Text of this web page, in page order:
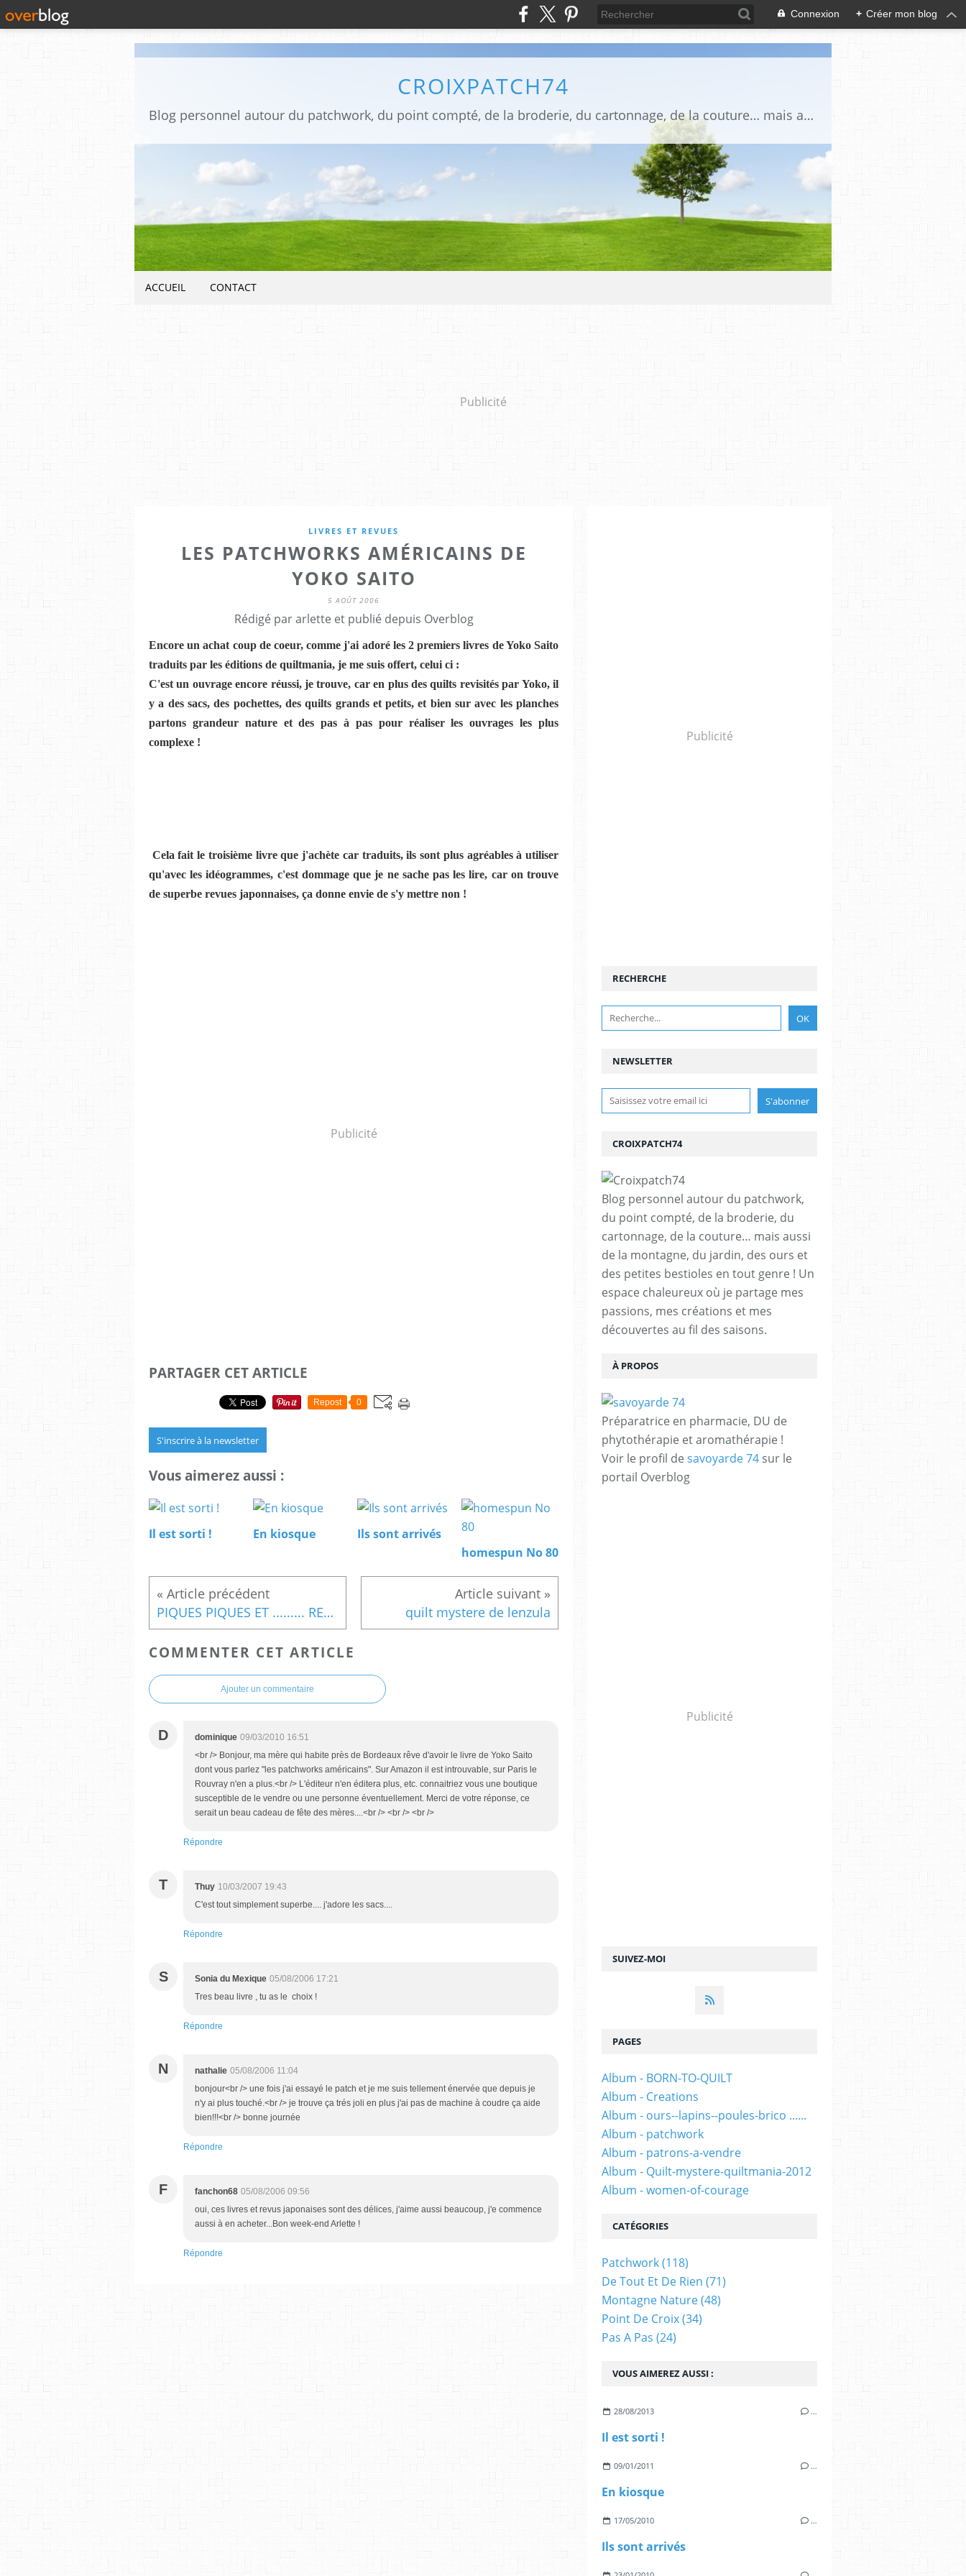
Connexion + Créer mon blog
CROIXPATCH74
Blog personnel autour du patchwork, du point compté, de la broderie, du cartonnage, de la couture… mais aussi de la montagne, du jardin, des ours et des petites bestioles en tout genre ! Un espace chaleureux où je partage mes passions, mes créations et mes découvertes au fil des saisons.
ACCUEIL CONTACT
Publicité
LIVRES ET REVUES
LES PATCHWORKS AMÉRICAINS DE
YOKO SAITO
5 AOÛT 2006
Rédigé par arlette et publié depuis Overblog
Encore un achat coup de coeur, comme j'ai adoré les 2 premiers livres de Yoko Saito
traduits par les éditions de quiltmania, je me suis offert, celui ci :
C'est un ouvrage encore réussi, je trouve, car en plus des quilts revisités par Yoko, il
y a des sacs, des pochettes, des quilts grands et petits, et bien sur avec les planches
partons grandeur nature et des pas à pas pour réaliser les ouvrages les plus
complexe !
Cela fait le troisième livre que j'achète car traduits, ils sont plus agréables à utiliser
qu'avec les idéogrammes, c'est dommage que je ne sache pas les lire, car on trouve
de superbe revues japonnaises, ça donne envie de s'y mettre non !
Publicité
PARTAGER CET ARTICLE
Repost 0
S'inscrire à la newsletter
Vous aimerez aussi :
Il est sorti ! En kiosque
Ils sont arrivés
homespun No 80
PIQUES PIQUES ET ......... REPIQUES encore quilt mystere de lenzula
COMMENTER CET ARTICLE
Ajouter un commentaire
D dominique 09/03/2010 16:51
<br /> Bonjour, ma mère qui habite près de Bordeaux rêve d'avoir le livre de Yoko Saito
dont vous parlez "les patchworks américains". Sur Amazon il est introuvable, sur Paris le
Rouvray n'en a plus.<br /> L'éditeur n'en éditera plus, etc. connaitriez vous une boutique
susceptible de le vendre ou une personne éventuellement. Merci de votre réponse, ce
serait un beau cadeau de fête des mères....<br /> <br /> <br />
Répondre
T Thuy 10/03/2007 19:43
C'est tout simplement superbe.... j'adore les sacs....
Répondre
S Sonia du Mexique 05/08/2006 17:21
Tres beau livre , tu as le choix !
Répondre
N nathalie 05/08/2006 11:04
bonjour<br /> une fois j'ai essayé le patch et je me suis tellement énervée que depuis je
n'y ai plus touché.<br /> je trouve ça trés joli en plus j'ai pas de machine à coudre ça aide
bien!!!<br /> bonne journée
Répondre
F fanchon68 05/08/2006 09:56
oui, ces livres et revus japonaises sont des délices, j'aime aussi beaucoup, j'e commence
aussi à en acheter...Bon week-end Arlette !
Répondre
Publicité
NEWSLETTER
SUIVEZ-MOI
RECHERCHE
CROIXPATCH74
Blog personnel autour du patchwork,
du point compté, de la broderie, du
cartonnage, de la couture… mais aussi
de la montagne, du jardin, des ours et
des petites bestioles en tout genre ! Un
espace chaleureux où je partage mes
passions, mes créations et mes
découvertes au fil des saisons.
À PROPOS
Préparatrice en pharmacie, DU de
phytothérapie et aromathérapie !
Voir le profil de savoyarde 74 sur le
portail Overblog
Publicité
VOUS AIMEREZ AUSSI :
28/08/2013 …
Il est sorti !
09/01/2011 …
En kiosque
17/05/2010 …
Ils sont arrivés
PAGES
Album - BORN-TO-QUILT
Album - Creations
Album - ours--lapins--poules-brico ......
Album - patchwork
Album - patrons-a-vendre
Album - Quilt-mystere-quiltmania-2012
Album - women-of-courage
CATÉGORIES
Patchwork(118)
De Tout Et De Rien (71)
Montagne Nature(48)
Point De Croix(34)
Pas A Pas (24)